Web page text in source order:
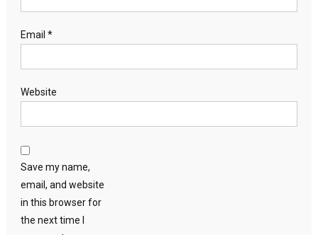
Email *
Website
Save my name,
email, and website
in this browser for
the next time I